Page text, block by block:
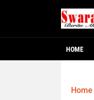
HOME
Home